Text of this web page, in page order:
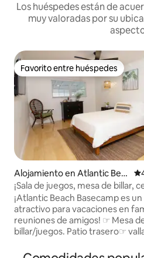
Los huéspedes están de
muy valoradas por su
Favorito entre huéspedes
Favorito entre huéspedes
Alojamiento en Atlantic Bea
ch
¡Sala de juegos, mesa de billar,
la base naval y la playa!
¡Atlantic Beach Basecamp es
atractivo para vacaciones en
reuniones de amigos! ☞ Mesa de
billar/juegos. Patio trasero☞
el lugar, 4 coches). Wifi de☞